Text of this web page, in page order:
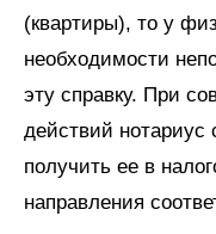
(квартиры), то у
необходимости
эту справку. При
действий нотариус
получить ее в
направления